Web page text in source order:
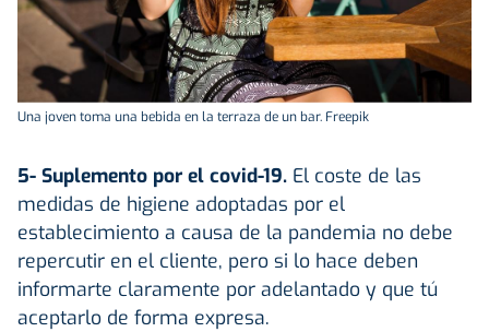
Una joven toma una bebida en la terraza de un bar. Freepik
5- Suplemento por el covid-19. El coste de las
medidas de higiene adoptadas por el
establecimiento a causa de la pandemia no debe
repercutir en el cliente, pero si lo hace deben
informarte claramente por adelantado y que tú
aceptarlo de forma expresa.